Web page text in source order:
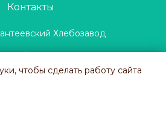
Контакты
Хлебозавод
конфиденциальности
чтобы сделать работу сайта